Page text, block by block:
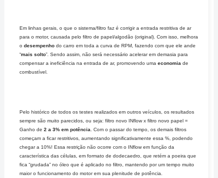
Em linhas gerais, o que o sistema/filtro faz é corrigir a entrada restritiva de ar
para o motor, causada pelo filtro de papel/algodão (original). Com isso, melhora
odesempenhodo carro em toda a curva de RPM, fazendo com que ele ande
“mais solto”. Sendo assim, não será necessário acelerar em demasia para
compensar a ineficiência na entrada de ar, promovendo umaeconomiade
combustível.
Pelo histórico de todos os testes realizados em outros veículos, os resultados
sempre são muito parecidos, ou seja: filtro novo INflow x filtro novo papel =
Ganho de2 a 3% em potência
. Com o passar do tempo, os demais filtros
começam a ficar restritivos, aumentando significativamente essa %, podendo
chegar a 10%! Essa restrição não ocorre com o INflow em função da
característica das células, em formato de dodecaedro, que retém a poeira que
fica “grudada” no óleo que é aplicado no filtro, mantendo por um tempo muito
maior o funcionamento do motor em sua plenitude de potência.